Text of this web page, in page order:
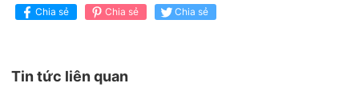
Chia sẻ Chia sẻ Chia sẻ
Tin tức liên quan